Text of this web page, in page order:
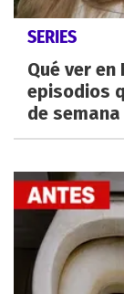
SERIES
Qué ver
episodios
de semana